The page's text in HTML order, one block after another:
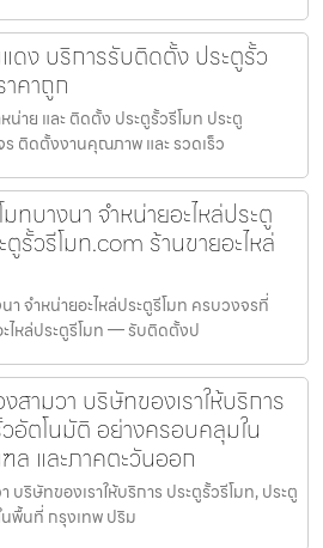
ดง บริการรับติดตั้ง ประตูรั้ว
คาถูก
าย และ ติดตั้ง ประตูรั้วรีโมท ประตู
ติดตั้งงานคุณภาพ และ รวดเร็ว
ทบางนา จำหน่ายอะไหล่ประตู
รั้วรีโมท.com ร้านขายอะไหล่
า จำหน่ายอะไหล่ประตูรีโมท ครบวงจรที่
ไหล่ประตูรีโมท — รับติดตั้งป
สามวา บริษัทของเราให้บริการ
อัตโนมัติ อย่างครอบคลุมใน
และภาคตะวันออก
บริษัทของเราให้บริการ ประตูรั้วรีโมท, ประตู
พื้นที่ กรุงเทพ ปริม